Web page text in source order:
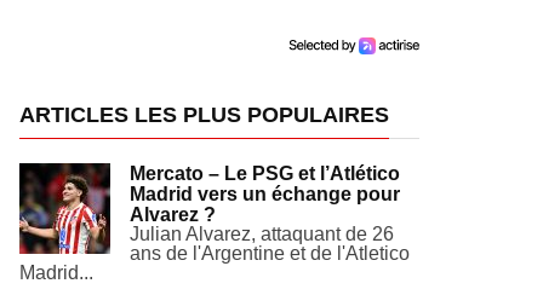
ARTICLES LES PLUS POPULAIRES
Mercato – Le PSG et l’Atlético
Madrid vers un échange pour
Alvarez ?
Julian Alvarez, attaquant de 26
ans de l'Argentine et de l'Atletico
Madrid...